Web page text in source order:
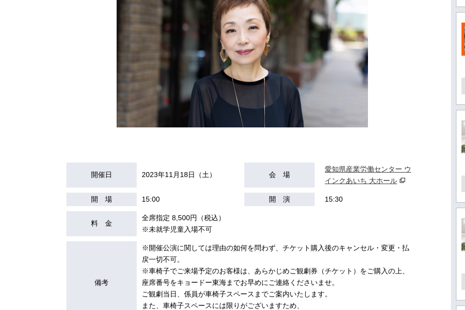
開催日 2023年11月18日（土） 会 場
愛知県産業労働センター ウ
インクあいち 大ホール
開 場 15:00 開 演 15:30
料 金
全席指定 8,500円（税込）
※未就学児童入場不可
備考
※開催公演に関しては理由の如何を問わず、チケット購入後のキャンセル・変更・払
戻一切不可。
※車椅子でご来場予定のお客様は、あらかじめご観劇券（チケット）をご購入の上、
座席番号をキョードー東海までお早めにご連絡くださいませ。
ご観劇当日、係員が車椅子スペースまでご案内いたします。
また、車椅子スペースには限りがございますため、